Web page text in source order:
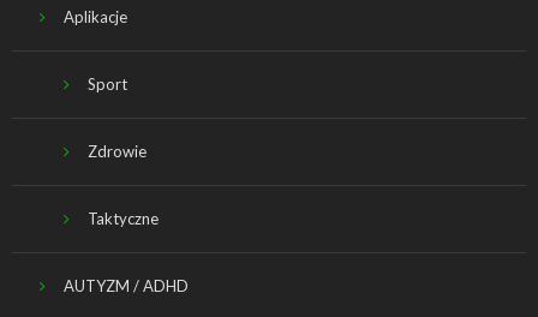
Aplikacje
Sport
Zdrowie
Taktyczne
AUTYZM / ADHD